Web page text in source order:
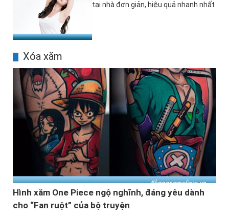
tại nhà đơn giản, hiệu quả nhanh nhất
Xóa xăm
Hình xăm One Piece ngộ nghĩnh, đáng yêu dành
cho “Fan ruột” của bộ truyện